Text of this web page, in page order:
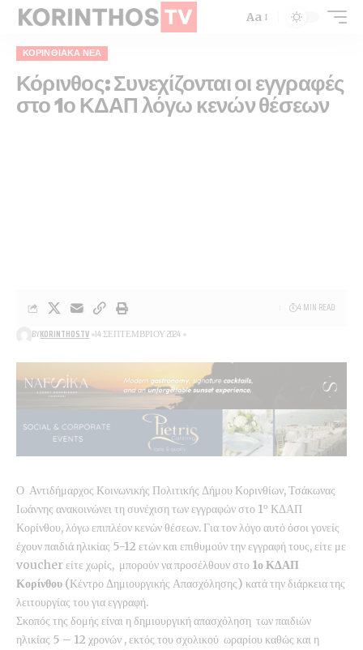
Aa
ΚΟΡΙΝΘΙΑΚΆ ΝΈΑ
Κόρινθος: Συνεχίζονται οι εγγραφές
στο 1ο ΚΔΑΠ λόγω κενών θέσεων
BYKORINTHOSTV 14 ΣΕΠΤΕΜΒΡΊΟΥ 2024
4 MIN READ
Ο Αντιδήμαρχος Κοινωνικής Πολιτικής Δήμου Κορινθίων, Τσάκωνας
Ιωάννης ανακοινώνει τη συνέχιση των εγγραφών στο 1ο ΚΔΑΠ
Κορίνθου, λόγω επιπλέον κενών θέσεων. Για τον λόγο αυτό όσοι γονείς
έχουν παιδιά ηλικίας 5-12 ετών και επιθυμούν την εγγραφή τους, είτε με
voucher είτε χωρίς, μπορούν να προσέλθουν στο 1ο ΚΔΑΠ
Κορίνθου (Κέντρο Δημιουργικής Απασχόλησης) κατά την διάρκεια της
λειτουργίας του για εγγραφή.
Σκοπός της δομής είναι η δημιουργική απασχόληση των παιδιών
ηλικίας 5 – 12 χρονών , εκτός του σχολικού ωραρίου καθώς και η